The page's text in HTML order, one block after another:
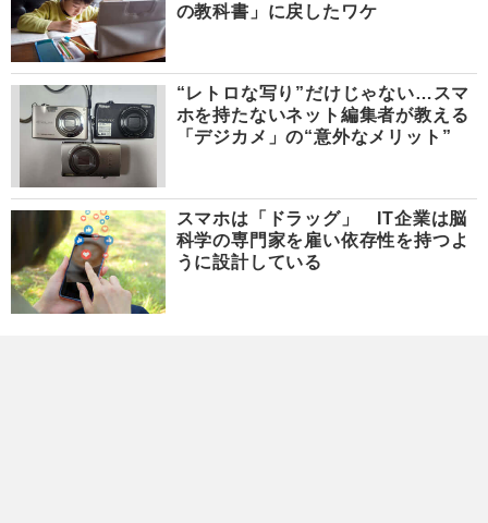
の教科書」に戻したワケ
“レトロな写り”だけじゃない…スマ
ホを持たないネット編集者が教える
「デジカメ」の“意外なメリット”
スマホは「ドラッグ」 IT企業は脳
科学の専門家を雇い依存性を持つよ
うに設計している